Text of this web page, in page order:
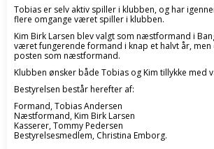
Tobias er selv aktiv spiller i klubben, og har
flere omgange været spiller i klubben.
Kim Birk Larsen blev valgt som næstformand i
været fungerende formand i knap et halvt år, men
posten som næstformand.
Klubben ønsker både Tobias og Kim tillykke med
Bestyrelsen består herefter af:
Formand, Tobias Andersen
Næstformand, Kim Birk Larsen
Kasserer, Tommy Pedersen
Bestyrelsesmedlem, Christina Emborg.